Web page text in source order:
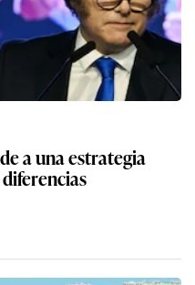
a una estrategia